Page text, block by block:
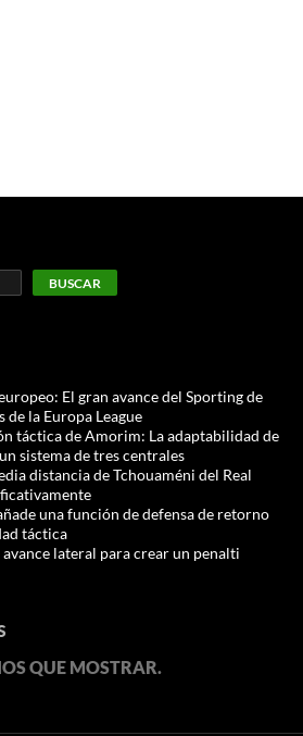
BUSCAR
El gran avance del Sporting de
de la Europa League
táctica de Amorim: La adaptabilidad de
sistema de tres centrales
distancia de Tchouaméni del Real
una función de defensa de retorno
táctica
lateral para crear un penalti
QUE MOSTRAR.